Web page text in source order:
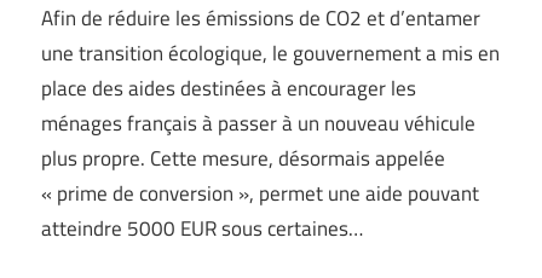
Afin de réduire les émissions de CO2 et d’entamer
une transition écologique, le gouvernement a mis en
place des aides destinées à encourager les
ménages français à passer à un nouveau véhicule
plus propre. Cette mesure, désormais appelée
« prime de conversion », permet une aide pouvant
atteindre 5000 EUR sous certaines…